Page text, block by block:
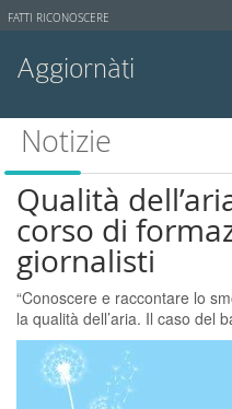
Strumenti
FATTI RICONOSCERE
Aggiornàti
Cerca nel sito
Ricerca avanzata…
Notizie
Qualità
corso di
giornalisti
“Conoscere e raccontare lo
la qualità dell’aria. Il caso del